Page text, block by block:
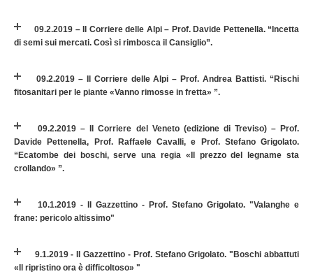
09.2.2019 – Il Corriere delle Alpi – Prof. Davide Pettenella. “Incetta
di semi sui mercati. Così si rimbosca il Cansiglio”.
09.2.2019 – Il Corriere delle Alpi – Prof. Andrea Battisti. “Rischi
fitosanitari per le piante «Vanno rimosse in fretta» ”.
09.2.2019 – Il Corriere del Veneto (edizione di Treviso) – Prof.
Davide Pettenella, Prof. Raffaele Cavalli, e Prof. Stefano Grigolato.
“Ecatombe dei boschi, serve una regia «Il prezzo del legname sta
crollando» ”.
10.1.2019 - Il Gazzettino - Prof. Stefano Grigolato. "Valanghe e
frane: pericolo altissimo"
9.1.2019 - Il Gazzettino - Prof. Stefano Grigolato. "Boschi abbattuti
«Il ripristino ora è difficoltoso» "